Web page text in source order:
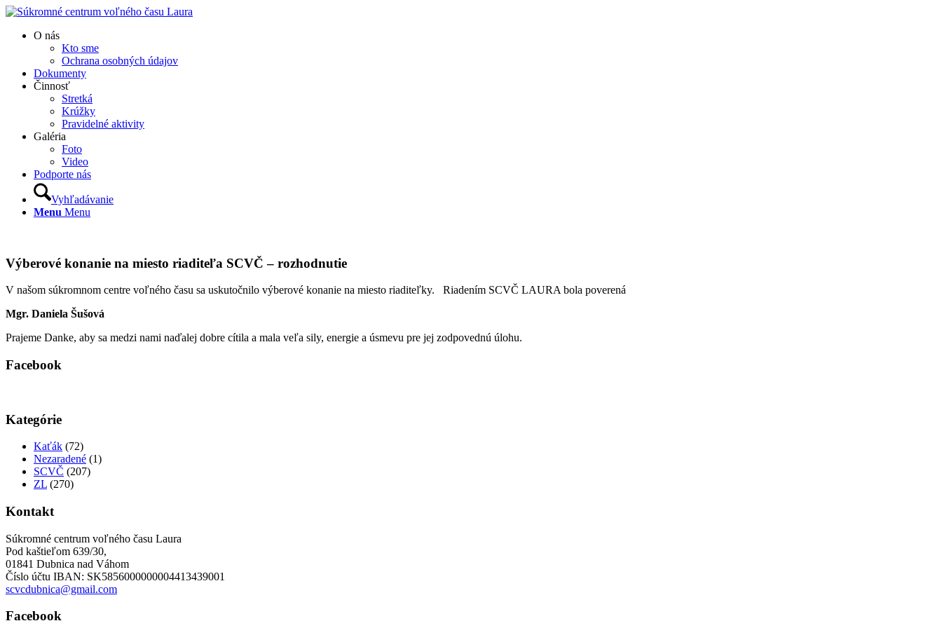
O nás
Kto sme
Ochrana osobných údajov
Dokumenty
Činnosť
Stretká
Krúžky
Pravidelné aktivity
Galéria
Foto
Video
Podporte nás
Vyhľadávanie
Menu Menu
Výberové konanie na miesto riaditeľa SCVČ – rozhodnutie
V našom súkromnom centre voľného času sa uskutočnilo výberové konanie na miesto riaditeľky. Riadením SCVČ LAURA bola poverená
Mgr. Daniela Šušová
Prajeme Danke, aby sa medzi nami naďalej dobre cítila a mala veľa sily, energie a úsmevu pre jej zodpovednú úlohu.
Facebook
Kategórie
Kaťák (72)
Nezaradené (1)
SCVČ (207)
ZL (270)
Kontakt
Súkromné centrum voľného času Laura
Pod kaštieľom 639/30,
01841 Dubnica nad Váhom
Číslo účtu IBAN: SK5856000000004413439001
scvcdubnica@gmail.com
Facebook